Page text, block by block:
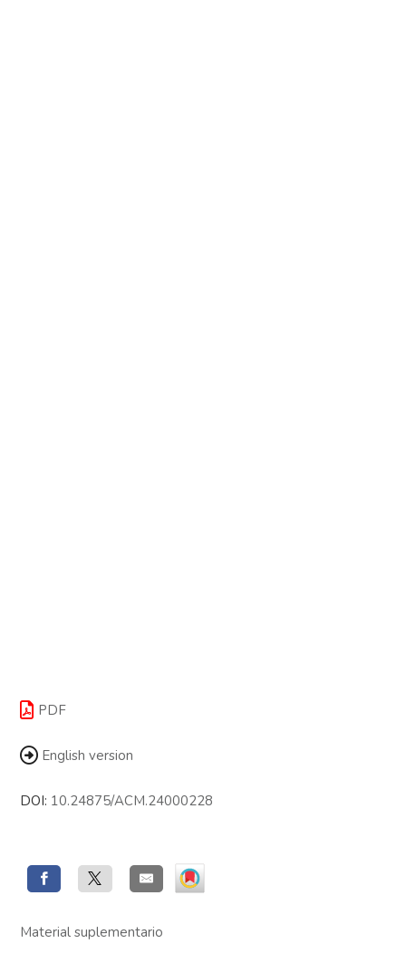
PDF
English version
DOI: 10.24875/ACM.24000228
Material suplementario